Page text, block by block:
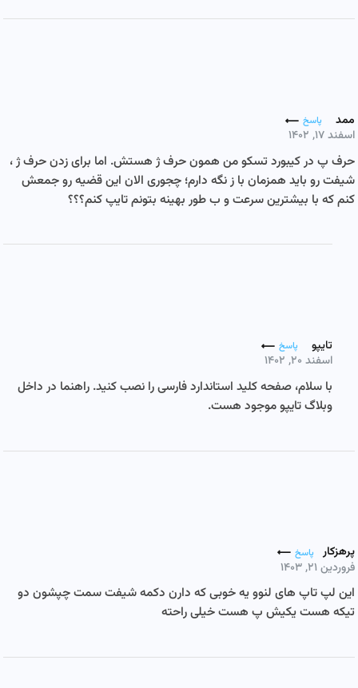
ممد پاسخ
اسفند ۱۷, ۱۴۰۲
حرف پ در کیبورد تسکو من همون حرف ژ هستش. اما برای زدن حرف ژ ،
شیفت رو باید همزمان با ز نگه دارم؛ چجوری الان این قضیه رو جمعش
کنم که با بیشترین سرعت و ب طور بهینه بتونم تایپ کنم؟؟؟
تایپو پاسخ
اسفند ۲۰, ۱۴۰۲
با سلام، صفحه کلید استاندارد فارسی را نصب کنید. راهنما در داخل
وبلاگ تایپو موجود هست.
پرهزکار پاسخ
فروردین ۲۱, ۱۴۰۳
این لپ تاپ های لنوو یه خوبی که دارن دکمه شیفت سمت چپشون دو
تیکه هست یکیش پ هست خیلی راحته